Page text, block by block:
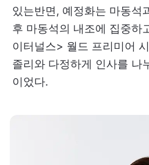
있는반면, 예정화는 마동석
후 마동석의 내조에 집중하
이터널스> 월드 프리미어
졸리와 다정하게 인사를 나
이었다.